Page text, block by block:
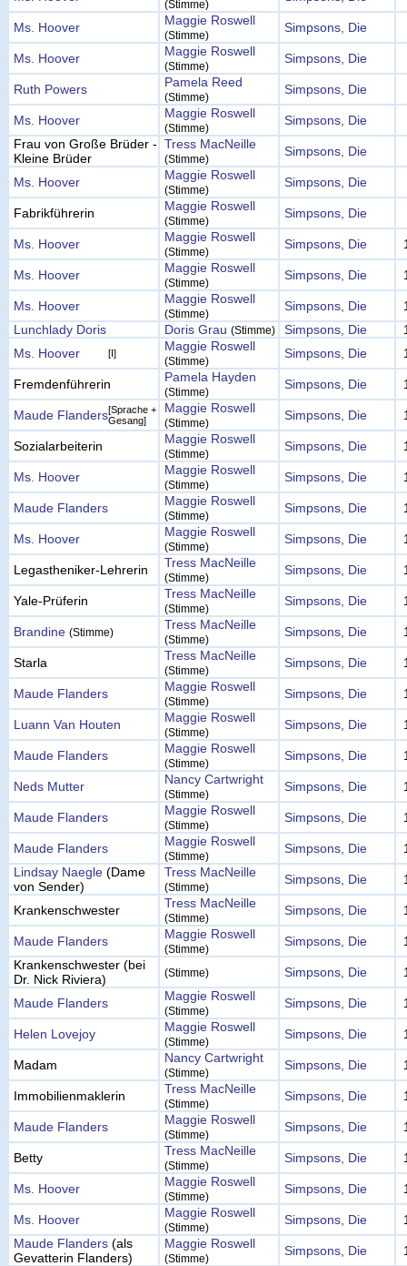
(Stimme)
Ms. Hoover Maggie Roswell
(Stimme)
Simpsons, Die
Ms. Hoover Maggie Roswell
(Stimme)
Simpsons, Die
Ruth Powers Pamela Reed
(Stimme)
Simpsons, Die
Ms. Hoover Maggie Roswell
(Stimme)
Simpsons, Die
Frau von Große Brüder -
Kleine Brüder
Tress MacNeille
(Stimme)
Simpsons, Die
Ms. Hoover Maggie Roswell
(Stimme)
Simpsons, Die
Fabrikführerin Maggie Roswell
(Stimme)
Simpsons, Die
Ms. Hoover Maggie Roswell
(Stimme)
Simpsons, Die
Ms. Hoover Maggie Roswell
(Stimme)
Simpsons, Die
Ms. Hoover Maggie Roswell
(Stimme)
Simpsons, Die
Lunchlady Doris
Doris Grau (Stimme) Simpsons, Die
Ms. Hoover
[I] Maggie Roswell
(Stimme)
Simpsons, Die
Fremdenführerin Pamela Hayden
(Stimme)
Simpsons, Die
Maude Flanders[Sprache +
Gesang]
Maggie Roswell
(Stimme)
Simpsons, Die
Sozialarbeiterin Maggie Roswell
(Stimme)
Simpsons, Die
Ms. Hoover Maggie Roswell
(Stimme)
Simpsons, Die
Maude Flanders Maggie Roswell
(Stimme)
Simpsons, Die
Ms. Hoover Maggie Roswell
(Stimme)
Simpsons, Die
Legastheniker-Lehrerin Tress MacNeille
(Stimme)
Simpsons, Die
Yale-Prüferin Tress MacNeille
(Stimme)
Simpsons, Die
Brandine (Stimme)
Tress MacNeille
(Stimme)
Simpsons, Die
Starla Tress MacNeille
(Stimme)
Simpsons, Die
Maude Flanders Maggie Roswell
(Stimme)
Simpsons, Die
Luann Van Houten Maggie Roswell
(Stimme)
Simpsons, Die
Maude Flanders Maggie Roswell
(Stimme)
Simpsons, Die
Neds Mutter Nancy Cartwright
(Stimme)
Simpsons, Die
Maude Flanders Maggie Roswell
(Stimme)
Simpsons, Die
Maude Flanders Maggie Roswell
(Stimme)
Simpsons, Die
Lindsay Naegle (Dame
von Sender)
Tress MacNeille
(Stimme)
Simpsons, Die
Krankenschwester Tress MacNeille
(Stimme)
Simpsons, Die
Maude Flanders Maggie Roswell
(Stimme)
Simpsons, Die
Krankenschwester (bei
Dr. Nick Riviera)
(Stimme) Simpsons, Die
Maude Flanders Maggie Roswell
(Stimme)
Simpsons, Die
Helen Lovejoy Maggie Roswell
(Stimme)
Simpsons, Die
Madam Nancy Cartwright
(Stimme)
Simpsons, Die
Immobilienmaklerin Tress MacNeille
(Stimme)
Simpsons, Die
Maude Flanders Maggie Roswell
(Stimme)
Simpsons, Die
Betty Tress MacNeille
(Stimme)
Simpsons, Die
Ms. Hoover Maggie Roswell
(Stimme)
Simpsons, Die
Ms. Hoover Maggie Roswell
(Stimme)
Simpsons, Die
Maude Flanders (als
Gevatterin Flanders)
Maggie Roswell
(Stimme)
Simpsons, Die